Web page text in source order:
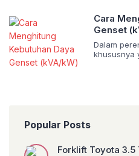
Cara
Genset
Dalam
khususnya
langkah-
Popular Posts
Forklift Toyota 3.5